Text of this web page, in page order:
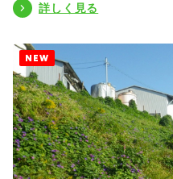
詳しく見る
NEW